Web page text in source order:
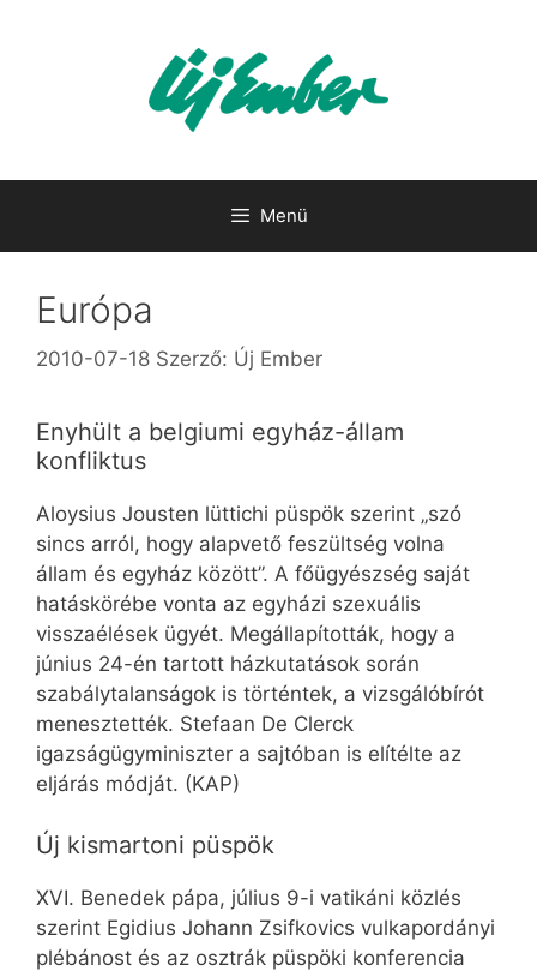
Menü
Európa
2010-07-18 Szerző: Új Ember
Enyhült a belgiumi egyház-állam
konfliktus
Aloysius Jousten lüttichi püspök szerint „szó
sincs arról, hogy alapvető feszültség volna
állam és egyház között”. A főügyészség saját
hatáskörébe vonta az egyházi szexuális
visszaélések ügyét. Megállapították, hogy a
június 24-én tartott házkutatások során
szabálytalanságok is történtek, a vizsgálóbírót
menesztették. Stefaan De Clerck
igazságügyminiszter a sajtóban is elítélte az
eljárás módját. (KAP)
Új kismartoni püspök
XVI. Benedek pápa, július 9-i vatikáni közlés
szerint Egidius Johann Zsifkovics vulkapordányi
plébánost és az osztrák püspöki konferencia